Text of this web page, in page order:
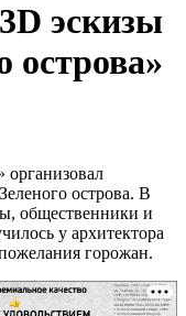
эскизы
острова»
организовал
острова. В
общественники и
у архитектора
горожан.